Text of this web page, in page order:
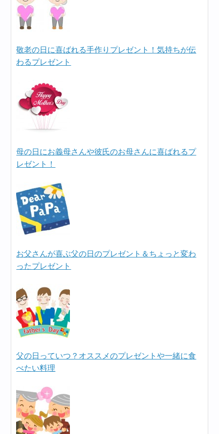
敬老の日に喜ばれる手作りプレゼント！気持ちが伝
わるプレゼント
母の日にお義母さんや彼氏のお母さんに喜ばれるプ
レゼント！
お父さんが喜ぶ父の日のプレゼント＆ちょっと変わ
ったプレゼント
父の日っていつ？オススメのプレゼントや一緒に食
べたい料理